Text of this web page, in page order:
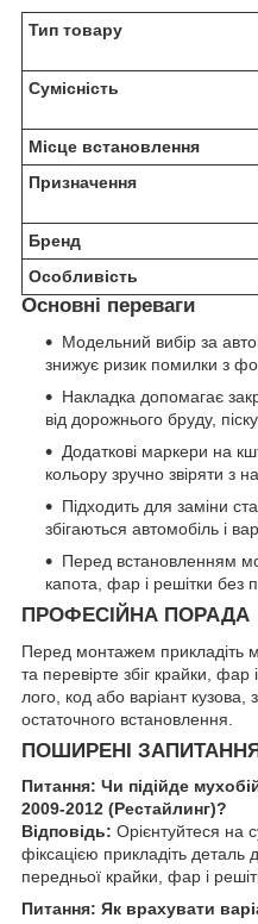
Тип товару
Сумісність
Місце встановлення
Призначення
Бренд
Особливість
Основні переваги
Модельний вибір за
знижує ризик помилки з
Накладка допомагає
від дорожнього бруду,
Додаткові маркери на
кольору зручно звіряти з
Підходить для заміни
збігаються автомобіль і
Перед встановленням
капота, фар і решітки без
ПРОФЕСІЙНА ПОРАДА
Перед монтажем прикладіть
та перевірте збіг крайки, фар
лого, код або варіант кузова,
остаточного встановлення.
ПОШИРЕНІ
Питання: Чи підійде
2009-2012 (Рестайлинг)?
Відповідь: Орієнтуйтеся на
фіксацією прикладіть деталь
передньої крайки, фар і
Питання: Як врахувати